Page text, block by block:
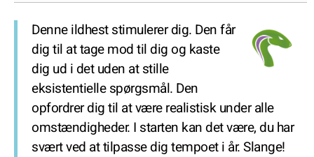
Denne ildhest stimulerer dig. Den får
dig til at tage mod til dig og kaste
dig ud i det uden at stille
eksistentielle spørgsmål. Den
opfordrer dig til at være realistisk under alle
omstændigheder. I starten kan det være, du har
svært ved at tilpasse dig tempoet i år. Slange!